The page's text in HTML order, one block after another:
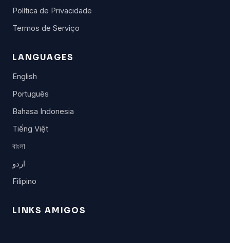
Política de Privacidade
Termos de Serviço
LANGUAGES
English
Português
Bahasa Indonesia
Tiếng Việt
বাংলা
اردو
Filipino
LINKS AMIGOS